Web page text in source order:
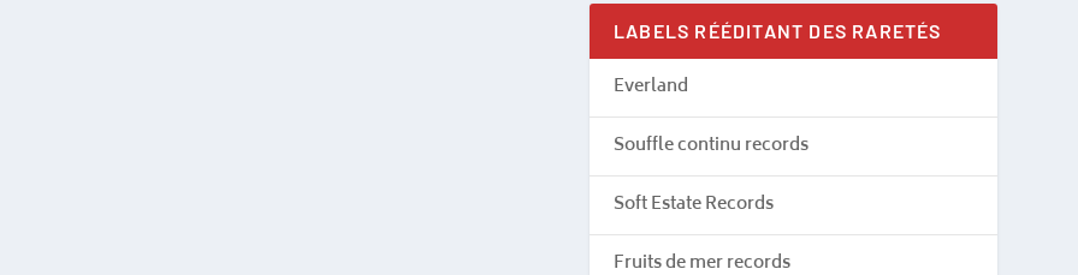
LABELS RÉÉDITANT DES RARETÉS
Everland
Souffle continu records
Soft Estate Records
Fruits de mer records